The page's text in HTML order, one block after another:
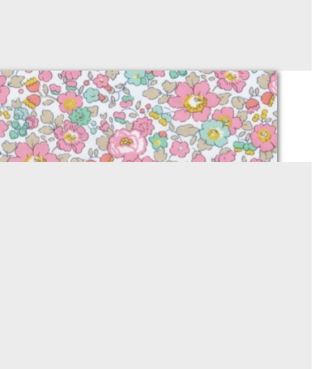
Liberty Betsy cupcake (CLASSIQUE)
Sur demande